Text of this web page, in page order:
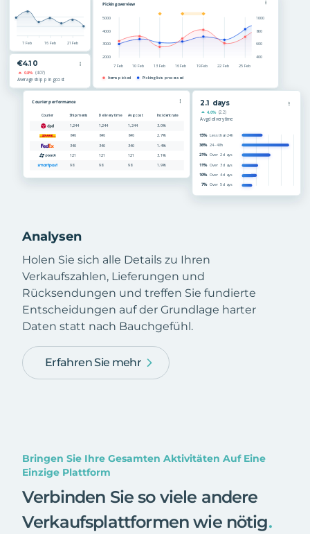
Analysen
Holen Sie sich alle Details zu Ihren
Verkaufszahlen, Lieferungen und
Rücksendungen und treffen Sie fundierte
Entscheidungen auf der Grundlage harter
Daten statt nach Bauchgefühl.
Erfahren Sie mehr
Bringen Sie Ihre Gesamten Aktivitäten Auf Eine
Einzige Plattform
Verbinden Sie so viele andere
Verkaufsplattformen wie nötig.